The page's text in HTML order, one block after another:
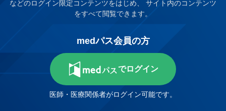
などのログイン限定コンテンツをはじめ、
サイト内のコンテンツ
をすべて閲覧できます。
medパス会員の方
でログイン
医師・医療関係者がログイン可能です。